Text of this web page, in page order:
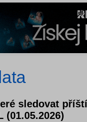
sledovat
(01.05.2026)